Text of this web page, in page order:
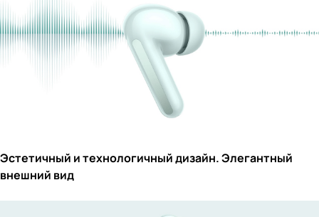
Эстетичный и технологичный дизайн. Элегантный
внешний вид